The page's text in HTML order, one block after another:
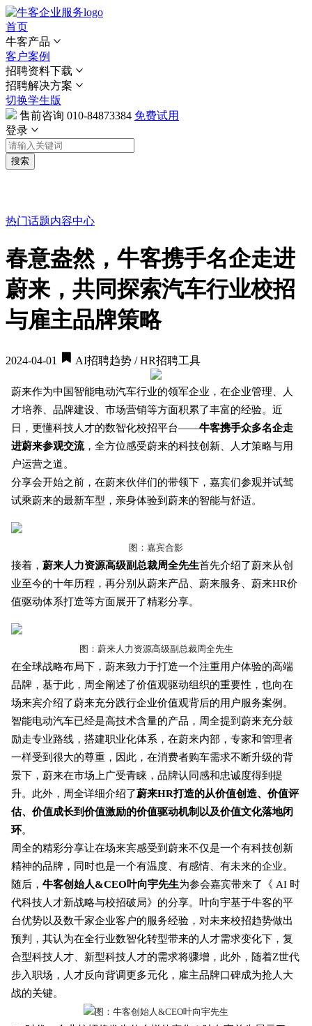
首页
牛客产品
客户案例
招聘资料下载
招聘解决方案
切换学生版
售前咨询 010-84873384 免费试用
登录
搜索
热门话题内容中心
春意盎然，牛客携手名企走进
蔚来，共同探索汽车行业校招
与雇主品牌策略
2024-04-01 AI招聘趋势 / HR招聘工具
蔚来作为中国智能电动汽车行业的领军企业，在企业管理、人
才培养、品牌建设、市场营销等方面积累了丰富的经验。近
日，更懂科技人才的数智化校招平台——牛客携手众多名企走
进蔚来参观交流，全方位感受蔚来的科技创新、人才策略与用
户运营之道。
分享会开始之前，在蔚来伙伴们的带领下，嘉宾们参观并试驾
试乘蔚来的最新车型，亲身体验到蔚来的智能与舒适。
图：嘉宾合影
接着， 蔚来人力资源高级副总裁周全先生首先介绍了蔚来从创
业至今的十年历程，再分别从蔚来产品、蔚来服务、蔚来HR价
值驱动体系打造等方面展开了精彩分享。
图： 蔚来人力资源高级副总裁周全先生
在全球战略布局下，蔚来致力于打造一个注重用户体验的高端
品牌，基于此，周全阐述了价值观驱动组织的重要性，也向在
场来宾介绍了蔚来充分践行企业价值观背后的用户服务案例。
智能电动汽车已经是高技术含量的产品，周全提到蔚来充分鼓
励走专业路线，搭建职业化体系，在蔚来内部，专家和管理者
一样受到很大的尊重，因此，在消费者购车需求不断升级的背
景下，蔚来在市场上广受青睐，品牌认同感和忠诚度得到提
升。此外，周全详细介绍了蔚来HR打造的从价值创造、价值评
估、价值成长到价值激励的价值驱动机制以及价值文化落地闭
环。
周全的精彩分享让在场来宾感受到蔚来不仅是一个有科技创新
精神的品牌，同时也是一个有温度、有感情、有未来的企业。
随后， 牛客创始人&CEO叶向宇先生为参会嘉宾带来了《 AI 时
代科技人才新战略与校招破局》的分享。叶向宇基于牛客的平
台优势以及数千家企业客户的服务经验，对未来校招趋势做出
预判，其认为在全行业数智化转型带来的人才需求变化下，复
合型科技人才、新型科技人才的需求将骤增，此外，随着Z世代
步入职场，人才反向背调更多元化，雇主品牌口碑成为抢人大
战的关键。
图： 牛客创始人&CEO叶向宇先生